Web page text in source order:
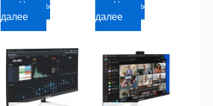
Читать
далее
Читать
далее